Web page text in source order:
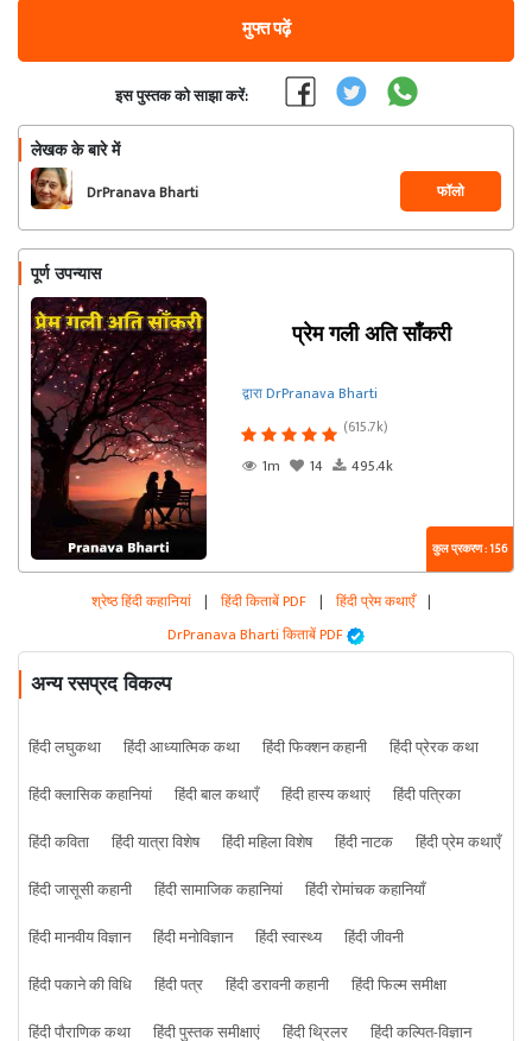
मुफ्त पढ़ें
इस पुस्तक को साझा करें:
लेखक के बारे में
DrPranava Bharti फॉलो
पूर्ण उपन्यास
प्रेम गली अति साँकरी
द्वारा DrPranava Bharti
(615.7k)
1m
14 495.4k
कुल प्रकरण : 156
श्रेष्ठ हिंदी कहानियां | हिंदी किताबें PDF | हिंदी प्रेम कथाएँ |
DrPranava Bharti किताबें PDF
अन्य रसप्रद विकल्प
हिंदी लघुकथा हिंदी आध्यात्मिक कथा हिंदी फिक्शन कहानी
हिंदी प्रेरक कथा
हिंदी क्लासिक कहानियां
हिंदी बाल कथाएँ हिंदी हास्य कथाएं
हिंदी पत्रिका
हिंदी कविता
हिंदी यात्रा विशेष हिंदी महिला विशेष हिंदी नाटक
हिंदी प्रेम कथाएँ
हिंदी जासूसी कहानी
हिंदी सामाजिक कहानियां
हिंदी रोमांचक कहानियाँ
हिंदी मानवीय विज्ञान
हिंदी मनोविज्ञान हिंदी स्वास्थ्य
हिंदी जीवनी
हिंदी पकाने की विधि
हिंदी पत्र हिंदी डरावनी कहानी
हिंदी फिल्म समीक्षा
हिंदी पौराणिक कथा
हिंदी पुस्तक समीक्षाएं हिंदी थ्रिलर हिंदी कल्पित-विज्ञान